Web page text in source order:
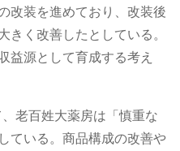
改装を進めており、改装後
く改善したとしている。
益源として育成する考え
老百姓大薬房は「慎重な
ている。商品構成の改善や